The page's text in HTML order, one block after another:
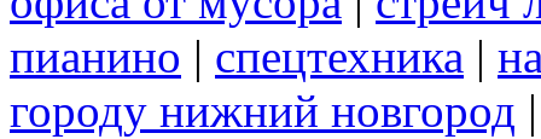
пианино | спецтехника |
городу нижний новгород